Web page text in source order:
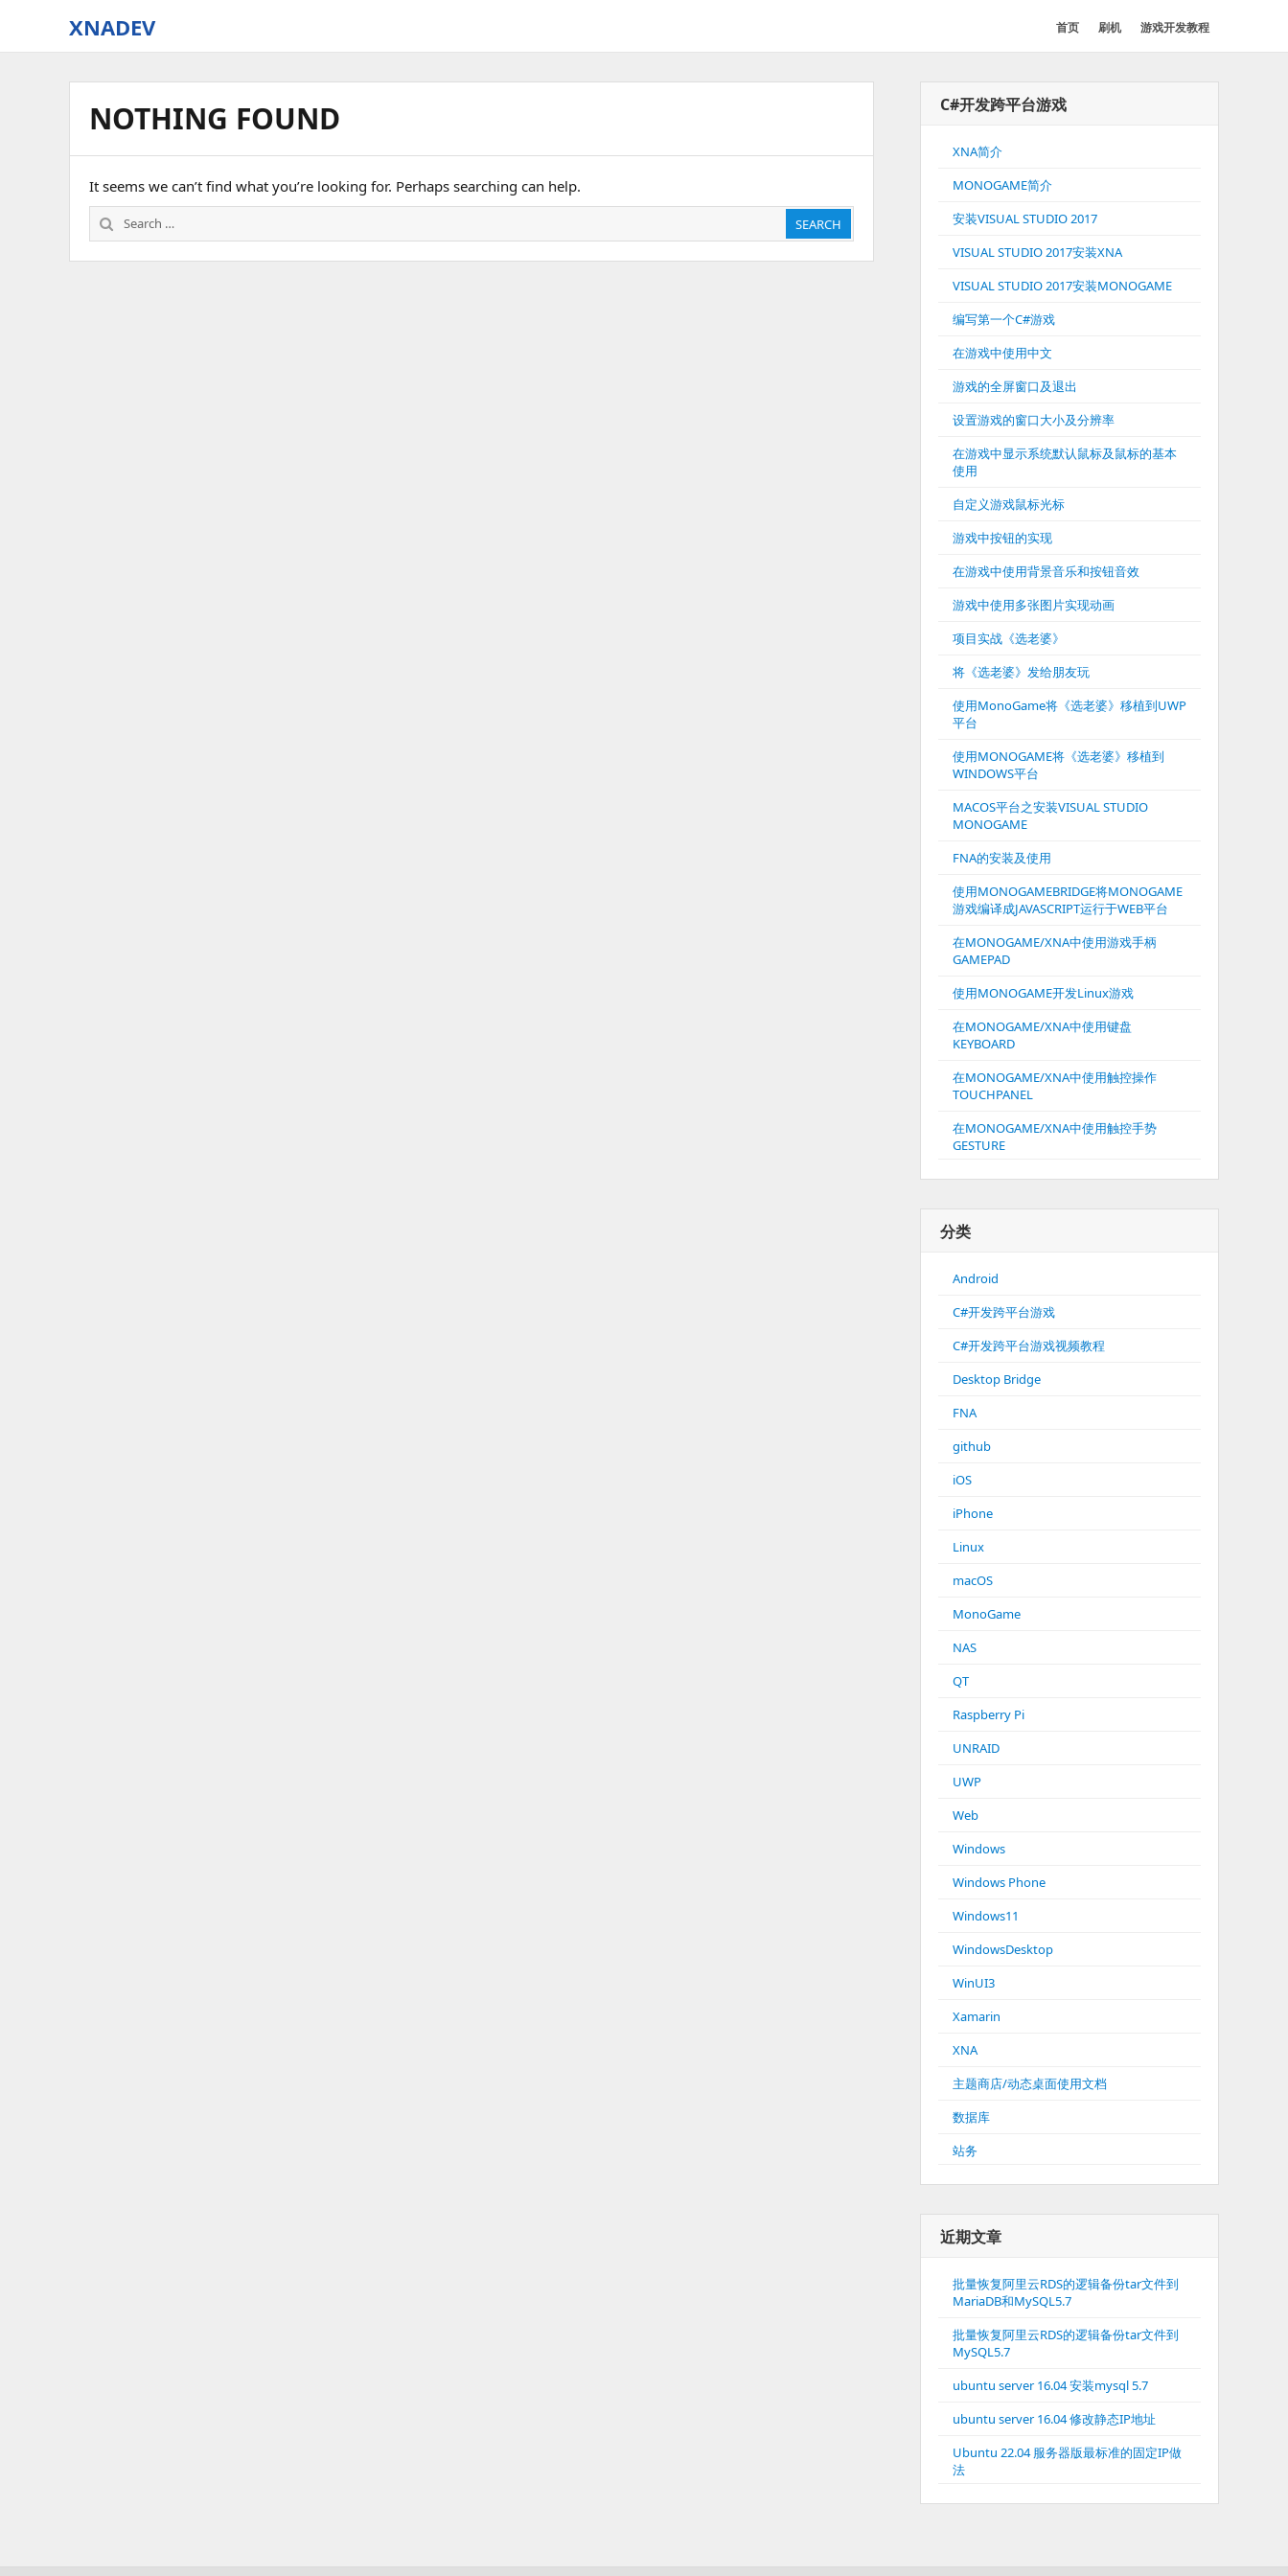
XNADEV 首页 刷机 游戏开发教程
NOTHING FOUND
It seems we can’t find what you’re looking for. Perhaps searching can help.
Search
for:
SEARCH
C#开发跨平台游戏
XNA简介
MONOGAME简介
安装VISUAL STUDIO 2017
VISUAL STUDIO 2017安装XNA
VISUAL STUDIO 2017安装MONOGAME
编写第一个C#游戏
在游戏中使用中文
游戏的全屏窗口及退出
设置游戏的窗口大小及分辨率
在游戏中显示系统默认鼠标及鼠标的基本
使用
自定义游戏鼠标光标
游戏中按钮的实现
在游戏中使用背景音乐和按钮音效
游戏中使用多张图片实现动画
项目实战《选老婆》
将《选老婆》发给朋友玩
使用MonoGame将《选老婆》移植到UWP
平台
使用MONOGAME将《选老婆》移植到
WINDOWS平台
MACOS平台之安装VISUAL STUDIO
MONOGAME
FNA的安装及使用
使用MONOGAMEBRIDGE将MONOGAME
游戏编译成JAVASCRIPT运行于WEB平台
在MONOGAME/XNA中使用游戏手柄
GAMEPAD
使用MONOGAME开发Linux游戏
在MONOGAME/XNA中使用键盘
KEYBOARD
在MONOGAME/XNA中使用触控操作
TOUCHPANEL
在MONOGAME/XNA中使用触控手势
GESTURE
分类
Android
C#开发跨平台游戏
C#开发跨平台游戏视频教程
Desktop Bridge
FNA
github
iOS
iPhone
Linux
macOS
MonoGame
NAS
QT
Raspberry Pi
UNRAID
UWP
Web
Windows
Windows Phone
Windows11
WindowsDesktop
WinUI3
Xamarin
XNA
主题商店/动态桌面使用文档
数据库
站务
近期文章
批量恢复阿里云RDS的逻辑备份tar文件到
MariaDB和MySQL5.7
批量恢复阿里云RDS的逻辑备份tar文件到
MySQL5.7
ubuntu server 16.04 安装mysql 5.7
ubuntu server 16.04 修改静态IP地址
Ubuntu 22.04 服务器版最标准的固定IP做
法